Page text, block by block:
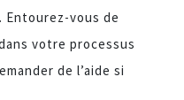
Entourez-vous de
votre processus
de l’aide si